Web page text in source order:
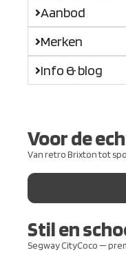
Aanbod
Merken
Info & blog
Voor de
Van retro Brixton tot
Stil en
Segway CityCoco —